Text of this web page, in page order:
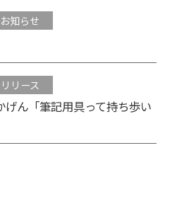
知らせ
リース
げん「筆記用具って持ち歩い